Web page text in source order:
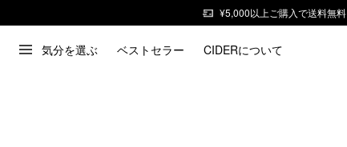
¥5,000以上ご購入で送料無料
気分を選ぶ ベストセラー CIDERについて